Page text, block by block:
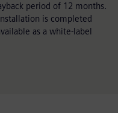
period of 12 months.
is completed
as a white-label